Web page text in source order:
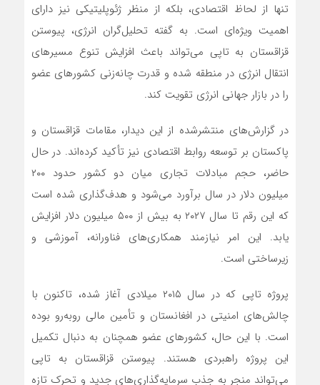
تنها از لحاظ اقتصادی، بلکه از منظر ژئوپلیتیکی نیز دارای
اهمیت ویژه‌ای است. به گفته تحلیل‌گران انرژی، پیوستن
قزاقستان به تاپی می‌تواند باعث افزایش تنوع مسیرهای
انتقال انرژی در منطقه شده و قدرت چانه‌زنی کشورهای عضو
را در بازار جهانی انرژی تقویت کند.
در گزارش‌های منتشرشده از این دیدار، مقامات قزاقستان و
پاکستان بر توسعه روابط اقتصادی نیز تأکید کرده‌اند. در حال
حاضر، حجم مبادلات تجاری میان دو کشور حدود ۲۰۰
میلیون دلار در سال برآورد می‌شود و هدف‌گذاری شده است
که این رقم تا سال ۲۰۲۷ به بیش از ۵۰۰ میلیون دلار افزایش
یابد. این امر نیازمند همکاری‌های فناورانه، آموزشی و
زیرساختی است.
پروژه تاپی که در سال ۲۰۱۵ میلادی آغاز شده، تاکنون با
چالش‌های امنیتی در افغانستان و تأمین مالی روبه‌رو بوده
است. با این حال، کشورهای عضو همچنان به دنبال تکمیل
این پروژه راهبردی هستند. پیوستن قزاقستان به تاپی
می‌تواند منجر به جذب سرمایه‌گذاری‌های جدید و تحرک تازه